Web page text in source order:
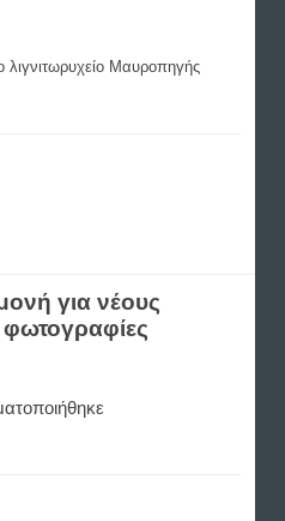
λιγνιτωρυχείο Μαυροπηγής
για νέους